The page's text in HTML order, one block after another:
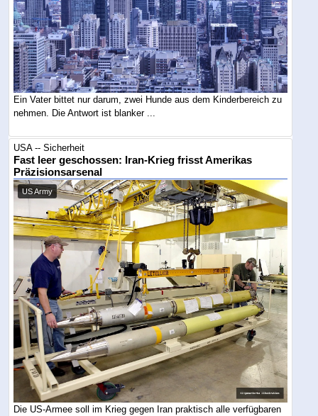
Ein Vater bittet nur darum, zwei Hunde aus dem Kinderbereich zu
nehmen. Die Antwort ist blanker ...
USA -- Sicherheit
Fast leer geschossen: Iran-Krieg frisst Amerikas
Präzisionsarsenal
US Army
Die US-Armee soll im Krieg gegen Iran praktisch alle verfügbaren